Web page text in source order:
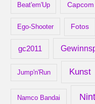
Beat'em'Up Capcom
Ego-Shooter Fotos
gc2011
Jump'n'Run Kunst
Namco Bandai